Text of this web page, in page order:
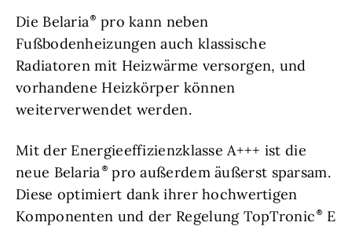
Die Belaria
pro kann neben
Fußbodenheizungen auch klassische
Radiatoren mit Heizwärme versorgen, und
vorhandene Heizkörper können
weiterverwendet werden.
Mit der Energieeffizienzklasse A+++ ist die
neue Belaria pro außerdem äußerst sparsam.
Diese optimiert dank ihrer hochwertigen
Komponenten und der Regelung TopTronic
E